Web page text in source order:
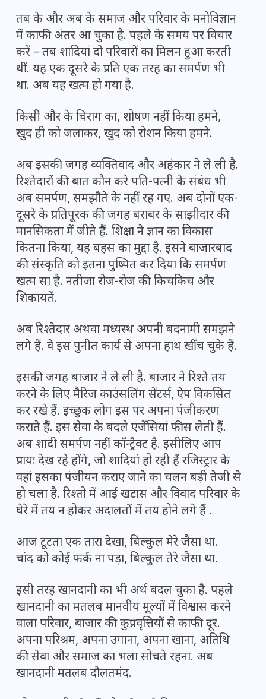
तब के और अब के समाज और परिवार के मनोविज्ञान
में काफी अंतर आ चुका है. पहले के समय पर विचार
करें – तब शादियां दो परिवारों का मिलन हुआ करती
थीं. यह एक दूसरे के प्रति एक तरह का समर्पण भी
था. अब यह खत्म हो गया है.
किसी और के चिराग का, शोषण नहीं किया हमने,
खुद ही को जलाकर, खुद को रोशन किया हमने.
अब इसकी जगह व्यक्तिवाद और अहंकार ने ले ली है.
रिश्तेदारों की बात कौन करे पति-पत्नी के संबंध भी
अब समर्पण, समझौते के नहीं रह गए. अब दोनों एक-
दूसरे के प्रतिपूरक की जगह बराबर के साझीदार की
मानसिकता में जीते हैं. शिक्षा ने ज्ञान का विकास
कितना किया, यह बहस का मुद्दा है. इसने बाजारबाद
की संस्कृति को इतना पुष्पित कर दिया कि समर्पण
खत्म सा है. नतीजा रोज-रोज की किचकिच और
शिकायतें.
अब रिश्तेदार अथवा मध्यस्थ अपनी बदनामी समझने
लगे हैं. वे इस पुनीत कार्य से अपना हाथ खींच चुके हैं.
इसकी जगह बाजार ने ले ली है. बाजार ने रिश्ते तय
करने के लिए मैरिज काउंसलिंग सेंटर्स, ऐप विकसित
कर रखे हैं. इच्छुक लोग इस पर अपना पंजीकरण
कराते हैं. इस सेवा के बदले एजेंसियां फीस लेती हैं.
अब शादी समर्पण नहीं कॉन्ट्रैक्ट है. इसीलिए आप
प्रायः देख रहे होंगे, जो शादियां हो रही हैं रजिस्ट्रार के
वहां इसका पंजीयन कराए जाने का चलन बड़ी तेजी से
हो चला है. रिश्तो में आई खटास और विवाद परिवार के
घेरे में तय न होकर अदालतों में तय होने लगे हैं .
आज टूटता एक तारा देखा, बिल्कुल मेरे जैसा था.
चांद को कोई फर्क ना पड़ा, बिल्कुल तेरे जैसा था.
इसी तरह खानदानी का भी अर्थ बदल चुका है. पहले
खानदानी का मतलब मानवीय मूल्यों में विश्वास करने
वाला परिवार, बाजार की कुप्रवृत्तियों से काफी दूर.
अपना परिश्रम, अपना उगाना, अपना खाना, अतिथि
की सेवा और समाज का भला सोचते रहना. अब
खानदानी मतलब दौलतमंद.